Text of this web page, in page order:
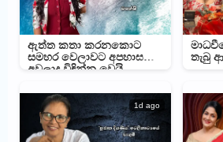
ඇත්ත කතා කරනකොට
සමහර වෙලාවට අපහාස
අවලාද විඳින්න වෙයි –
තැබු
1d ago